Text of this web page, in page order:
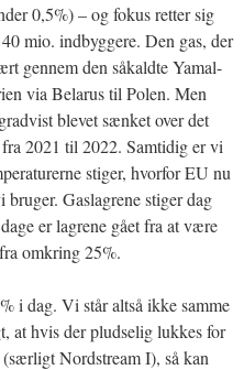
0,5%) – og fokus retter sig
mio. indbyggere. Den gas, der
gennem den såkaldte Yamal-
via Belarus til Polen. Men
blevet sænket over det
2021 til 2022. Samtidig er vi
stiger, hvorfor EU nu
bruger. Gaslagrene stiger dag
er lagrene gået fra at være
omkring 25%.
i dag. Vi står altså ikke samme
at hvis der pludselig lukkes for
Nordstream I), så kan